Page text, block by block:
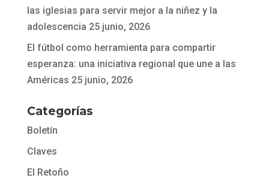
las iglesias para servir mejor a la niñez y la
adolescencia 25 junio, 2026
El fútbol como herramienta para compartir
esperanza: una iniciativa regional que une a las
Américas 25 junio, 2026
Categorías
Boletín
Claves
El Retoño